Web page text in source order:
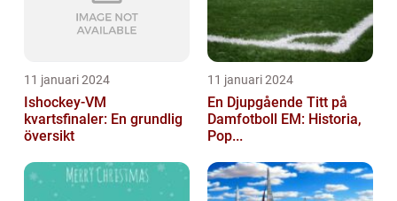
11 januari 2024
Ishockey-VM
kvartsfinaler: En grundlig
översikt
11 januari 2024
En Djupgående Titt på
Damfotboll EM: Historia,
Pop...